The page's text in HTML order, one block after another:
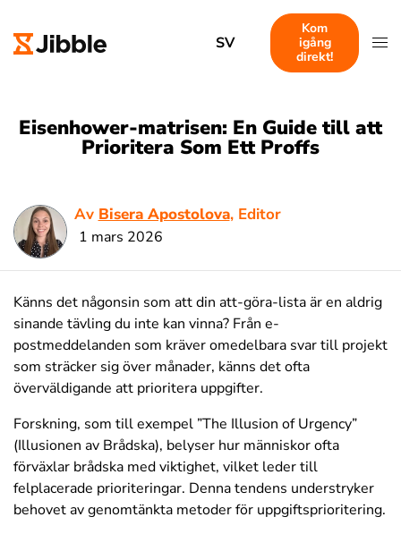
SV
Kom
igång
direkt!
Eisenhower-matrisen: En Guide till att
Prioritera Som Ett Proffs
Av Bisera Apostolova, Editor
1 mars 2026
Känns det någonsin som att din att-göra-lista är en aldrig
sinande tävling du inte kan vinna? Från e-
postmeddelanden som kräver omedelbara svar till projekt
som sträcker sig över månader, känns det ofta
överväldigande att prioritera uppgifter.
Forskning, som till exempel ”The Illusion of Urgency”
(Illusionen av Brådska), belyser hur människor ofta
förväxlar brådska med viktighet, vilket leder till
felplacerade prioriteringar. Denna tendens understryker
behovet av genomtänkta metoder för uppgiftsprioritering.